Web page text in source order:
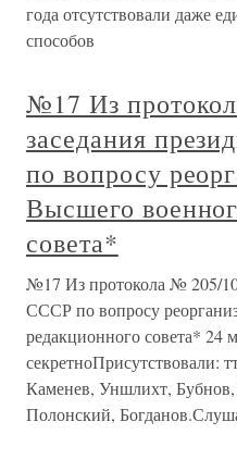
года отсутствовали даже
способов
№17 Из
заседания
по вопросу
Высшего
совета*
№17 Из протокола № 205/
СССР по вопросу
редакционного совета* 24
секретноПрисутствовали:
Каменев, Уншлихт,
Полонский,